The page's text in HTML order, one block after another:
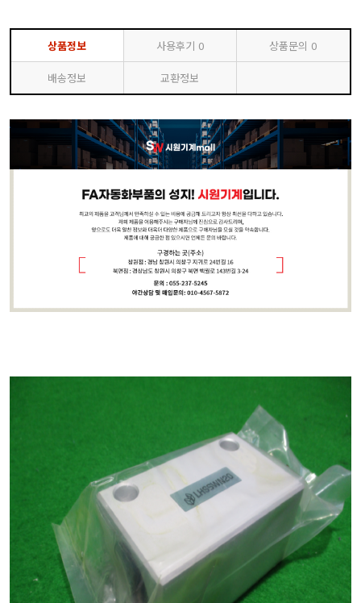
상품정보 사용후기 0 상품문의 0
배송정보 교환정보